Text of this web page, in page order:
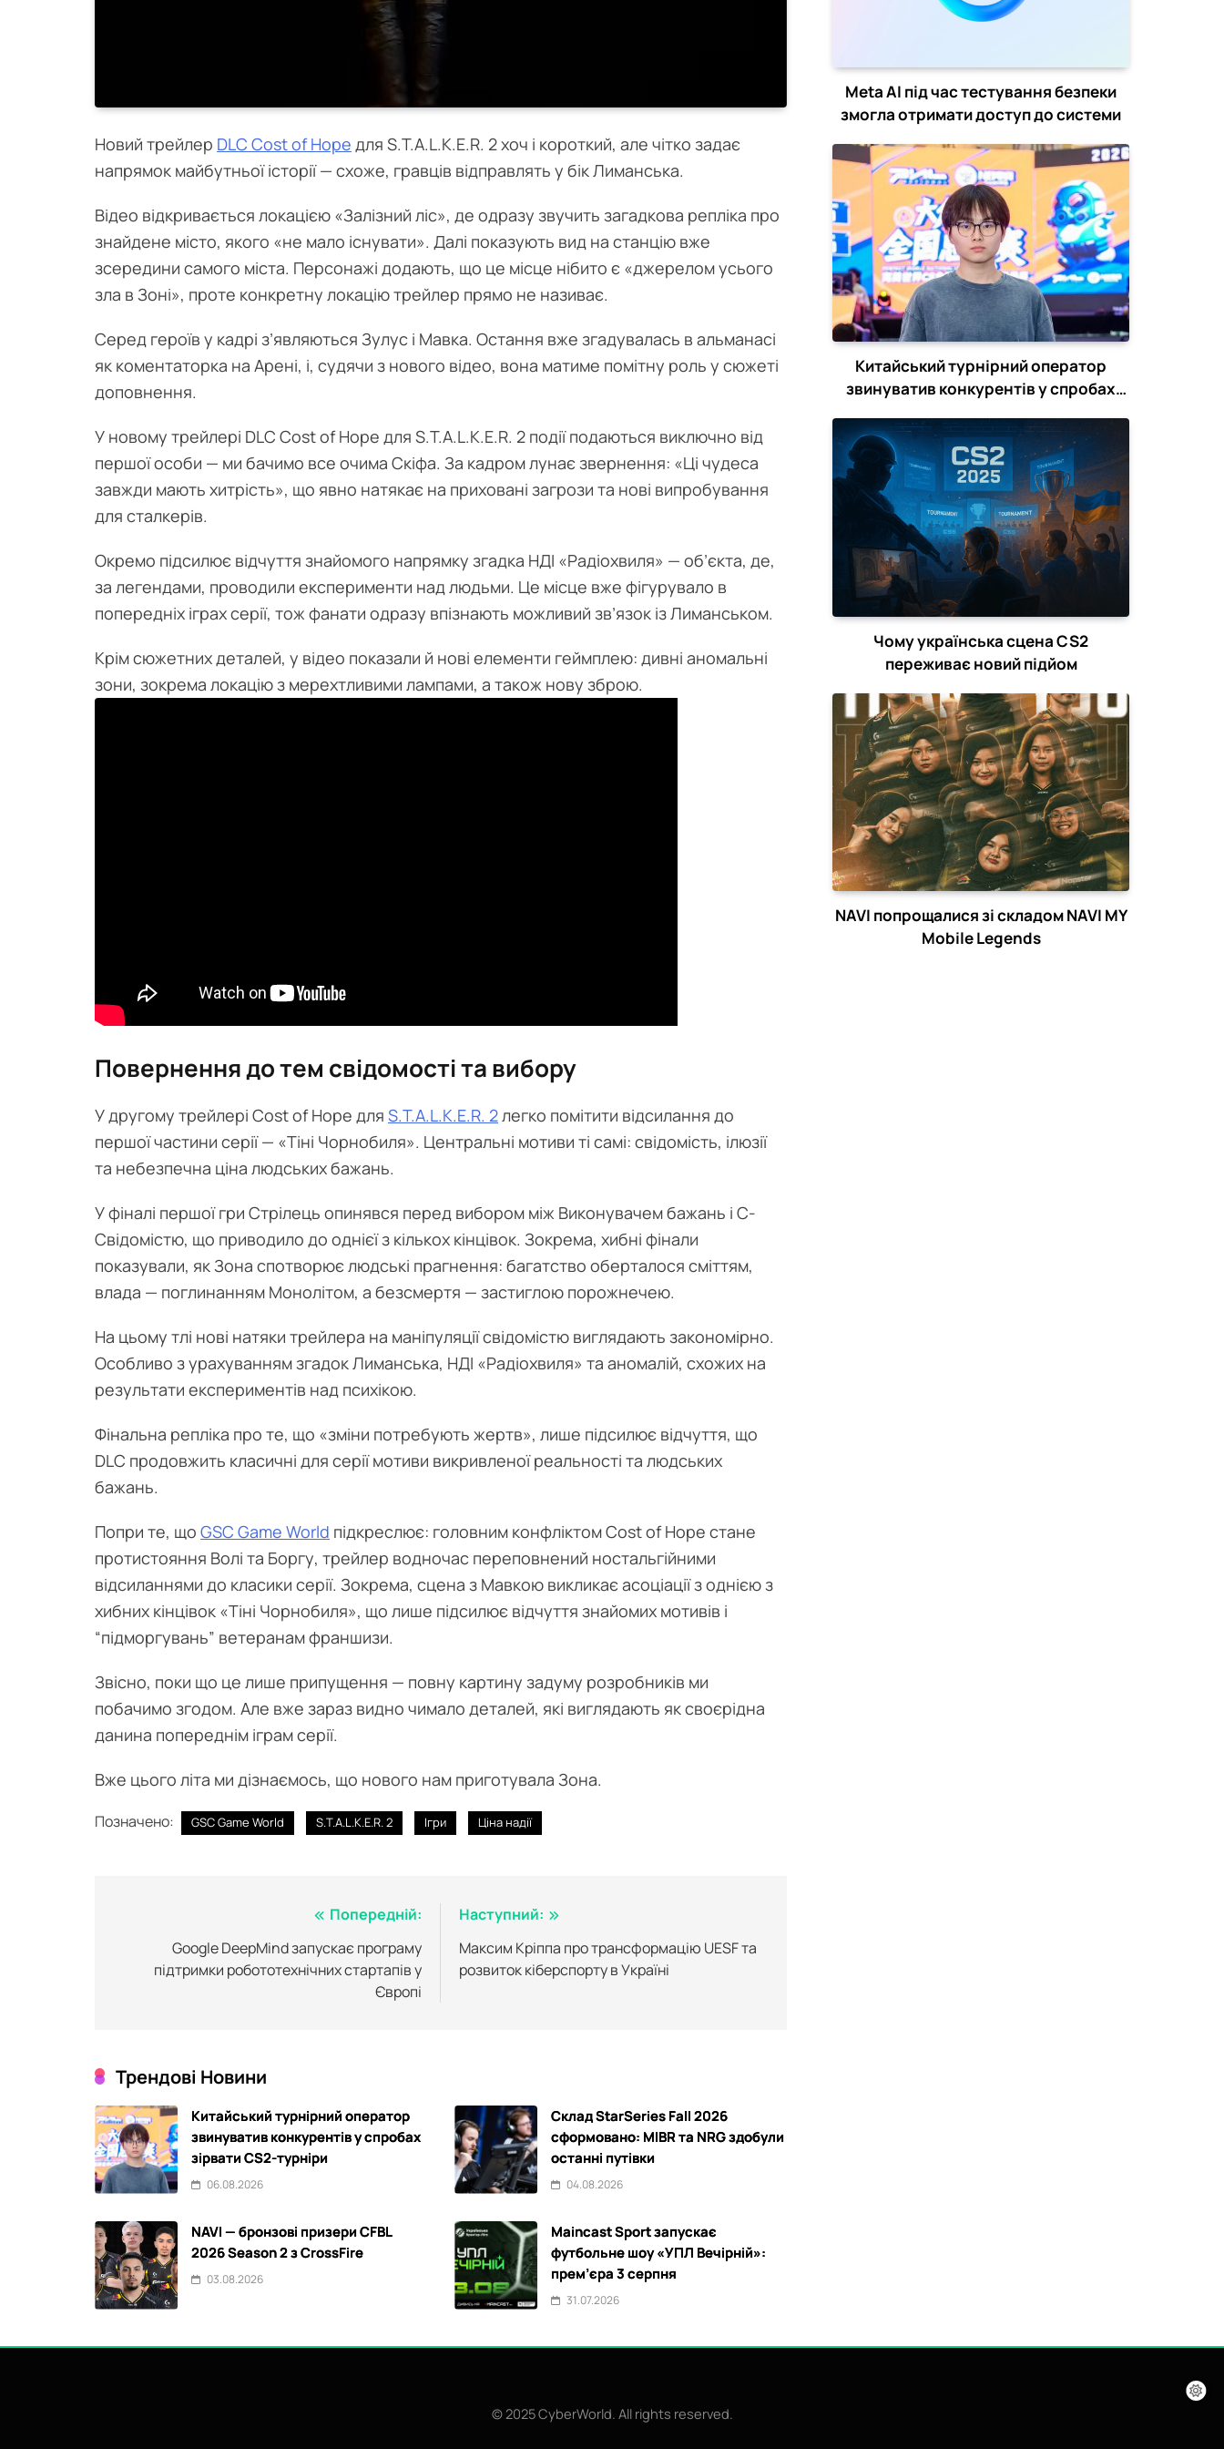
Новий трейлер DLC Cost of Hope для S.T.A.L.K.E.R. 2 хоч і короткий, але чітко задає
напрямок майбутньої історії — схоже, гравців відправлять у бік Лиманська.
Відео відкривається локацією «Залізний ліс», де одразу звучить загадкова репліка про
знайдене місто, якого «не мало існувати». Далі показують вид на станцію вже
зсередини самого міста. Персонажі додають, що це місце нібито є «джерелом усього
зла в Зоні», проте конкретну локацію трейлер прямо не називає.
Серед героїв у кадрі з’являються Зулус і Мавка. Остання вже згадувалась в альманасі
як коментаторка на Арені, і, судячи з нового відео, вона матиме помітну роль у сюжеті
доповнення.
У новому трейлері DLC Cost of Hope для S.T.A.L.K.E.R. 2 події подаються виключно від
першої особи — ми бачимо все очима Скіфа. За кадром лунає звернення: «Ці чудеса
завжди мають хитрість», що явно натякає на приховані загрози та нові випробування
для сталкерів.
Окремо підсилює відчуття знайомого напрямку згадка НДІ «Радіохвиля» — об’єкта, де,
за легендами, проводили експерименти над людьми. Це місце вже фігурувало в
попередніх іграх серії, тож фанати одразу впізнають можливий зв’язок із Лиманськом.
Крім сюжетних деталей, у відео показали й нові елементи геймплею: дивні аномальні
зони, зокрема локацію з мерехтливими лампами, а також нову зброю.
Повернення до тем свідомості та вибору
У другому трейлері Cost of Hope для S.T.A.L.K.E.R. 2 легко помітити відсилання до
першої частини серії — «Тіні Чорнобиля». Центральні мотиви ті самі: свідомість, ілюзії
та небезпечна ціна людських бажань.
У фіналі першої гри Стрілець опинявся перед вибором між Виконувачем бажань і С-
Свідомістю, що приводило до однієї з кількох кінцівок. Зокрема, хибні фінали
показували, як Зона спотворює людські прагнення: багатство оберталося сміттям,
влада — поглинанням Монолітом, а безсмертя — застиглою порожнечею.
На цьому тлі нові натяки трейлера на маніпуляції свідомістю виглядають закономірно.
Особливо з урахуванням згадок Лиманська, НДІ «Радіохвиля» та аномалій, схожих на
результати експериментів над психікою.
Фінальна репліка про те, що «зміни потребують жертв», лише підсилює відчуття, що
DLC продовжить класичні для серії мотиви викривленої реальності та людських
бажань.
Попри те, що GSC Game World підкреслює: головним конфліктом Cost of Hope стане
протистояння Волі та Боргу, трейлер водночас переповнений ностальгійними
відсиланнями до класики серії. Зокрема, сцена з Мавкою викликає асоціації з однією з
хибних кінцівок «Тіні Чорнобиля», що лише підсилює відчуття знайомих мотивів і
“підморгувань” ветеранам франшизи.
Звісно, поки що це лише припущення — повну картину задуму розробників ми
побачимо згодом. Але вже зараз видно чимало деталей, які виглядають як своєрідна
данина попереднім іграм серії.
Вже цього літа ми дізнаємось, що нового нам приготувала Зона.
Позначено: GSC Game World S.T.A.L.K.E.R. 2 Ігри Ціна надії
записів
Попередній:
Google DeepMind запускає програму
підтримки робототехнічних стартапів у
Європі
Наступний:
Максим Кріппа про трансформацію UESF та
розвиток кіберспорту в Україні
Трендові Новини
Китайський турнірний оператор
звинуватив конкурентів у спробах
зірвати CS2-турніри
06.08.2026
Склад StarSeries Fall 2026
сформовано: MIBR та NRG здобули
останні путівки
04.08.2026
NAVI — бронзові призери CFBL
2026 Season 2 з CrossFire
03.08.2026
Maincast Sport запускає
футбольне шоу «УПЛ Вечірній»:
прем’єра 3 серпня
31.07.2026
Meta AI під час тестування безпеки
змогла отримати доступ до системи
Китайський турнірний оператор
звинуватив конкурентів у спробах
Чому українська сцена CS2
переживає новий підйом
NAVI попрощалися зі складом NAVI MY
Mobile Legends
© 2025 CyberWorld. All rights reserved.